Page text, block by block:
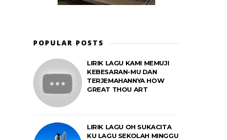
POPULAR POSTS
LIRIK LAGU KAMI MEMUJI
KEBESARAN-MU DAN
TERJEMAHANNYA HOW
GREAT THOU ART
LIRIK LAGU OH SUKACITA
KU LAGU SEKOLAH MINGGU